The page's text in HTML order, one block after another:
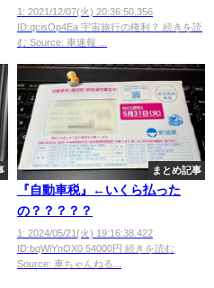
ーザー？競走馬？
1: 2021/12/07(火) 20:36:50.356
ID:qcisOp4Ea 宇宙旅行の権利？ 続きを読
む Source: 車速報 ...
まとめ記事
『自動車税』←いくら払った
の？？？？？
1: 2024/05/21(火) 19:16:38.422
ID:bqWiYnOX0 54000円 続きを読む
Source: 車ちゃんねる...